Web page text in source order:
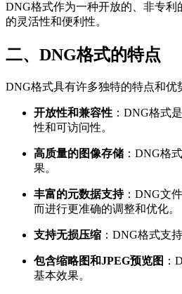
DNG格式作为一种开放的、非专
的灵活性和便利性。
二、DNG格式的特点
DNG格式具有许多独特的特点和优
开放性和兼容性 ：DNG格式
性和可访问性。
高质量的图像存储 ：DNG格
果。
丰富的元数据支持：DNG文
而进行更准确的调整和优化。
支持无损压缩 ：DNG格式支
包含缩略图和JPEG预览图 ：
基本效果。